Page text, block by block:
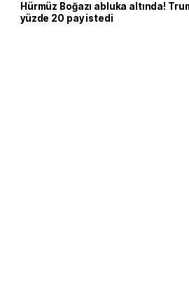
Hürmüz Boğazı abluka altında!
yüzde 20 pay istedi